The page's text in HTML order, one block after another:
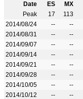
Date ES MX
Peak
17 113
2014/08/24
-- --
2014/08/31
-- --
2014/09/07
-- --
2014/09/14
-- --
2014/09/21
-- --
2014/09/28
-- --
2014/10/05
-- --
2014/10/12
-- --